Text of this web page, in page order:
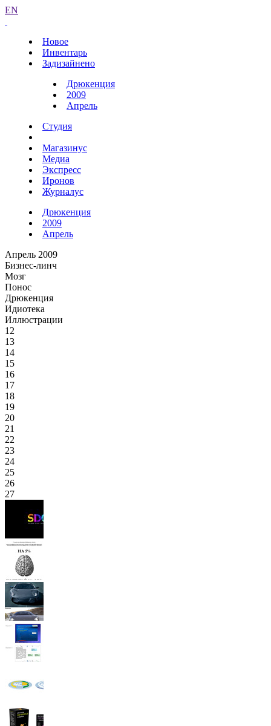
EN
Новое
Инвентарь
Задизайнено
Дрюкенция
2009
Апрель
Студия
Магазинус
Медиа
Экспресс
Иронов
Журналус
Дрюкенция
2009
Апрель
Апрель 2009
Бизнес-линч
Мозг
Понос
Дрюкенция
Идиотека
Иллюстрации
12
13
14
15
16
17
18
19
20
21
22
23
24
25
26
27